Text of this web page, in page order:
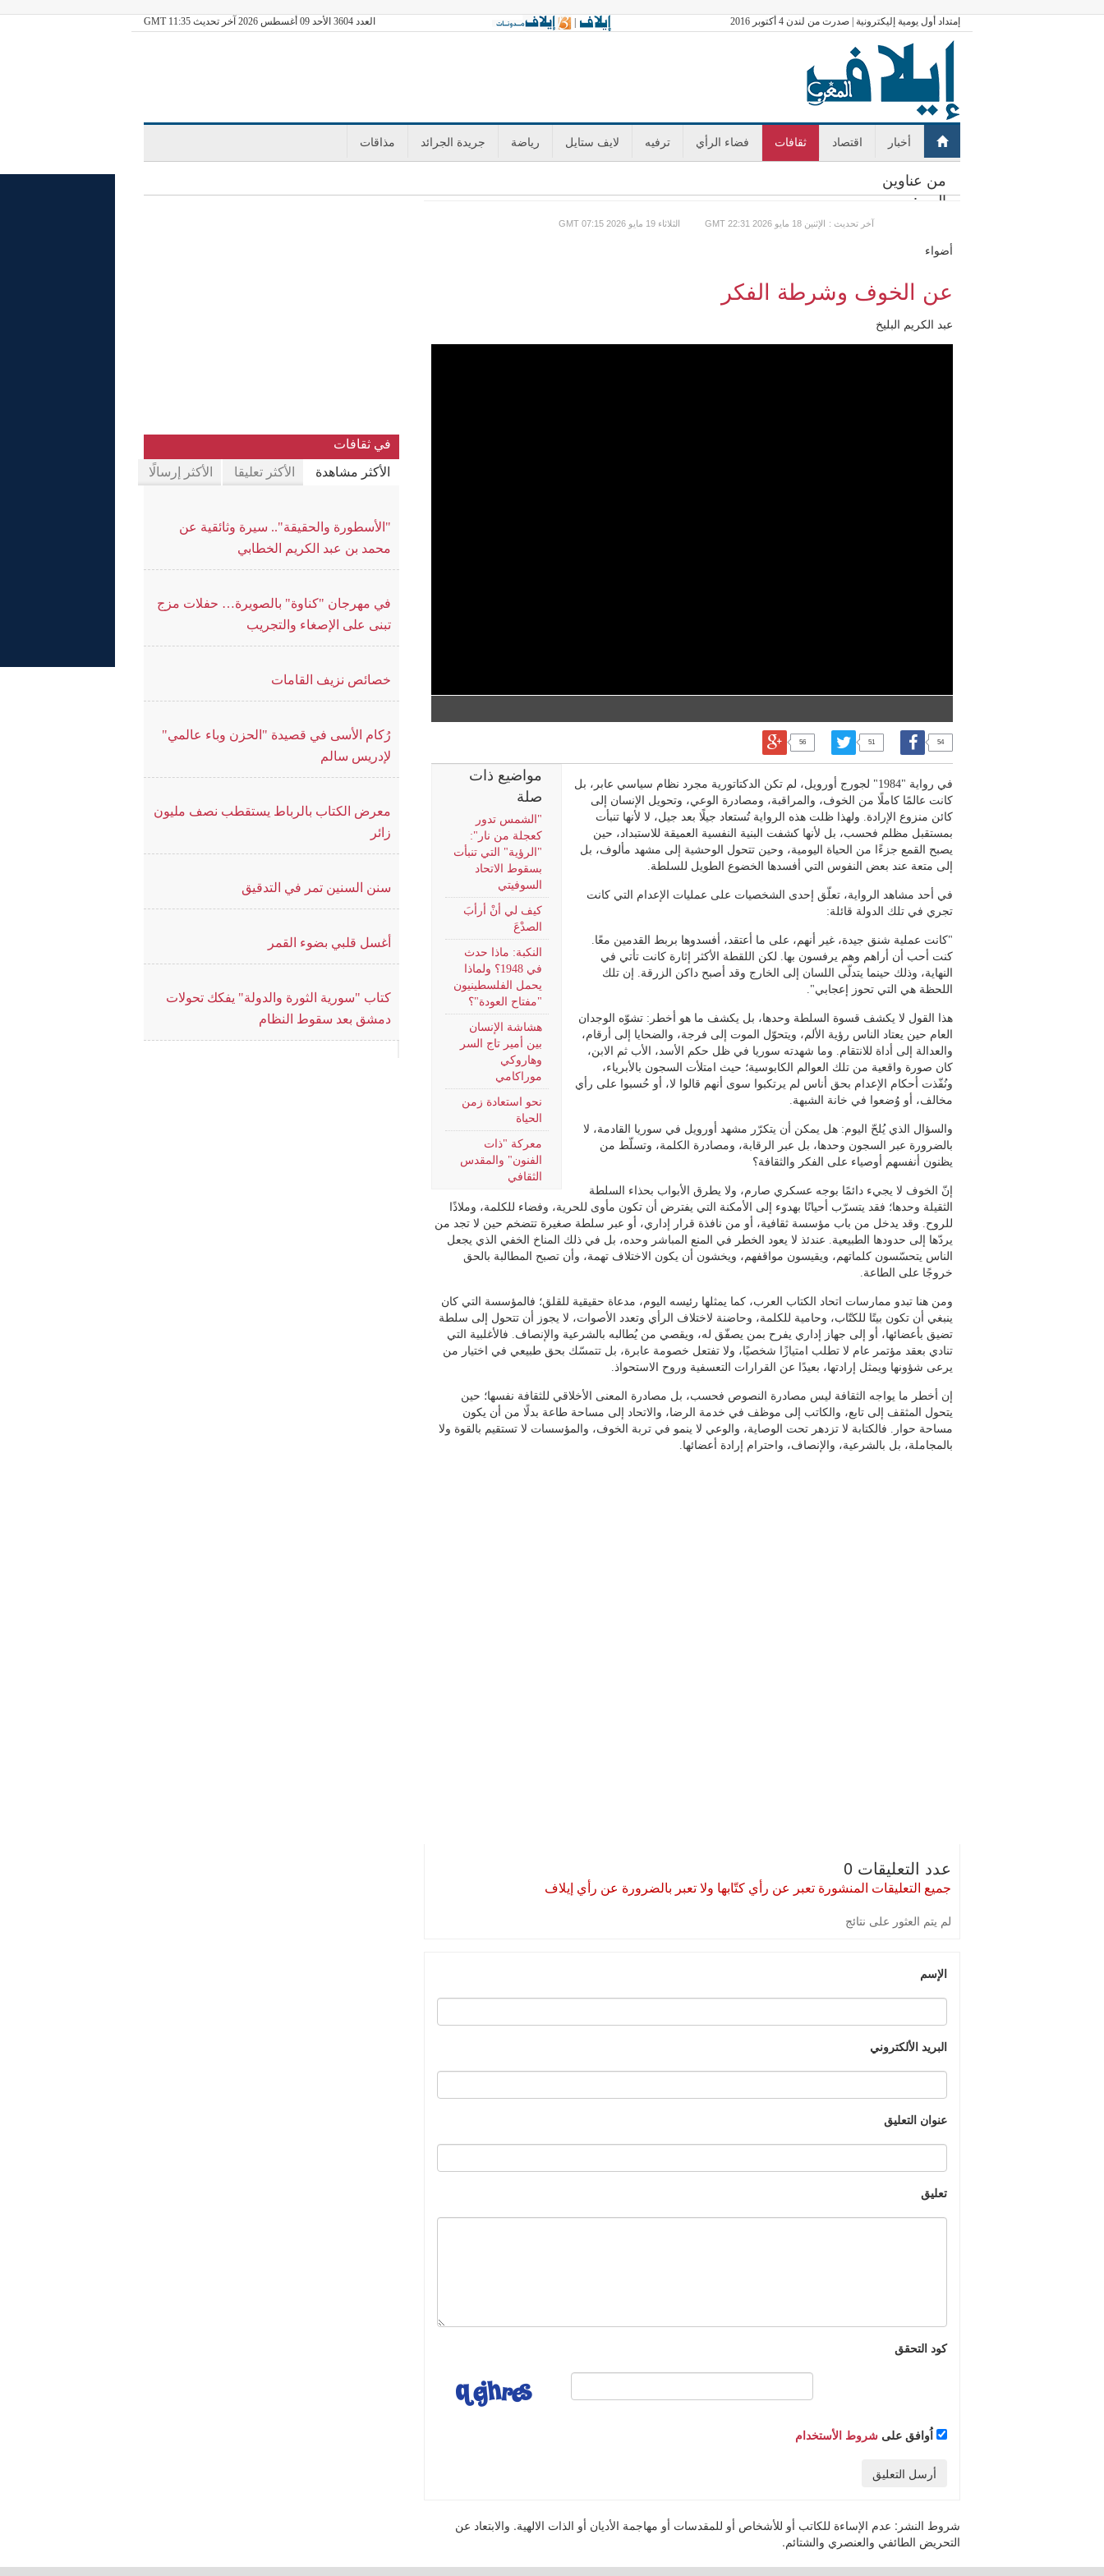
إمتداد أول يومية إليكترونية | صدرت من لندن 4 أكتوبر 2016 العدد 3604 الأحد 09 أغسطس 2026 آخر تحديث GMT 11:35 |
أخبار اقتصاد ثقافات فضاء الرأي ترفيه لايف ستايل رياضة جريدة الجرائد مذاقات
من عناوين
اليوم:
GMT الثلاثاء 19 مايو 2026 07:15 GMT الإثنين 18 مايو 2026 22:31 : آخر تحديث
أضواء
عن الخوف وشرطة الفكر
عبد الكريم البليخ
54
51
56
مواضيع ذات
صلة
"الشمس تدور
كعجلة من نار":
"الرؤية" التي تنبأت
بسقوط الاتحاد
السوفيتي
كيف لي أنْ أرأبَ
الصدْعَ
النكبة: ماذا حدث
في 1948؟ ولماذا
يحمل الفلسطينيون
"مفتاح العودة"؟
هشاشة الإنسان
بين أمير تاج السر
وهاروكي
موراكامي
نحو استعادة زمن
الحياة
معركة "ذات
الفنون" والمقدس
الثقافي
في رواية "1984" لجورج أورويل، لم تكن الدكتاتورية مجرد نظام سياسي عابر، بل
كانت عالمًا كاملًا من الخوف، والمراقبة، ومصادرة الوعي، وتحويل الإنسان إلى
كائن منزوع الإرادة. ولهذا ظلت هذه الرواية تُستعاد جيلًا بعد جيل، لا لأنها تنبأت
بمستقبل مظلم فحسب، بل لأنها كشفت البنية النفسية العميقة للاستبداد، حين
يصبح القمع جزءًا من الحياة اليومية، وحين تتحول الوحشية إلى مشهد مألوف، بل
إلى متعة عند بعض النفوس التي أفسدها الخضوع الطويل للسلطة.
في أحد مشاهد الرواية، تعلّق إحدى الشخصيات على عمليات الإعدام التي كانت
تجري في تلك الدولة قائلة:
"كانت عملية شنق جيدة، غير أنهم، على ما أعتقد، أفسدوها بربط القدمين معًا.
كنت أحب أن أراهم وهم يرفسون بها. لكن اللقطة الأكثر إثارة كانت تأتي في
النهاية، وذلك حينما يتدلّى اللسان إلى الخارج وقد أصبح داكن الزرقة. إن تلك
اللحظة هي التي تحوز إعجابي".
هذا القول لا يكشف قسوة السلطة وحدها، بل يكشف ما هو أخطر: تشوّه الوجدان
العام حين يعتاد الناس رؤية الألم، ويتحوّل الموت إلى فرجة، والضحايا إلى أرقام،
والعدالة إلى أداة للانتقام. وما شهدته سوريا في ظل حكم الأسد، الأب ثم الابن،
كان صورة واقعية من تلك العوالم الكابوسية؛ حيث امتلأت السجون بالأبرياء،
ونُفّذت أحكام الإعدام بحق أناس لم يرتكبوا سوى أنهم قالوا لا، أو حُسبوا على رأي
مخالف، أو وُضعوا في خانة الشبهة.
والسؤال الذي يُلحّ اليوم: هل يمكن أن يتكرّر مشهد أورويل في سوريا القادمة، لا
بالضرورة عبر السجون وحدها، بل عبر الرقابة، ومصادرة الكلمة، وتسلّط من
يظنون أنفسهم أوصياء على الفكر والثقافة؟
إنّ الخوف لا يجيء دائمًا بوجه عسكري صارم، ولا يطرق الأبواب بحذاء السلطة
الثقيلة وحدها؛ فقد يتسرّب أحيانًا بهدوء إلى الأمكنة التي يفترض أن تكون مأوى للحرية، وفضاء للكلمة، وملاذًا
للروح. وقد يدخل من باب مؤسسة ثقافية، أو من نافذة قرار إداري، أو عبر سلطة صغيرة تتضخم حين لا تجد من
يردّها إلى حدودها الطبيعية. عندئذ لا يعود الخطر في المنع المباشر وحده، بل في ذلك المناخ الخفي الذي يجعل
الناس يتحسّسون كلماتهم، ويقيسون مواقفهم، ويخشون أن يكون الاختلاف تهمة، وأن تصبح المطالبة بالحق
خروجًا على الطاعة.
ومن هنا تبدو ممارسات اتحاد الكتاب العرب، كما يمثلها رئيسه اليوم، مدعاة حقيقية للقلق؛ فالمؤسسة التي كان
ينبغي أن تكون بيتًا للكتّاب، وحامية للكلمة، وحاضنة لاختلاف الرأي وتعدد الأصوات، لا يجوز أن تتحول إلى سلطة
تضيق بأعضائها، أو إلى جهاز إداري يفرح بمن يصفّق له، ويقصي من يُطالبه بالشرعية والإنصاف. فالأغلبية التي
تنادي بعقد مؤتمر عام لا تطلب امتيازًا شخصيًا، ولا تفتعل خصومة عابرة، بل تتمسّك بحق طبيعي في اختيار من
يرعى شؤونها ويمثل إرادتها، بعيدًا عن القرارات التعسفية وروح الاستحواذ.
إن أخطر ما يواجه الثقافة ليس مصادرة النصوص فحسب، بل مصادرة المعنى الأخلاقي للثقافة نفسها؛ حين
يتحول المثقف إلى تابع، والكاتب إلى موظف في خدمة الرضا، والاتحاد إلى مساحة طاعة بدلًا من أن يكون
مساحة حوار. فالكتابة لا تزدهر تحت الوصاية، والوعي لا ينمو في تربة الخوف، والمؤسسات لا تستقيم بالقوة ولا
بالمجاملة، بل بالشرعية، والإنصاف، واحترام إرادة أعضائها.
عدد التعليقات 0
جميع التعليقات المنشورة تعبر عن رأي كتّابها ولا تعبر بالضرورة عن رأي إيلاف
لم يتم العثور على نتائج
الإسم
البريد الألكتروني
عنوان التعليق
تعليق
كود التحقق
اُوافق على شروط الأستخدام
أرسل التعليق
شروط النشر: عدم الإساءة للكاتب أو للأشخاص أو للمقدسات أو مهاجمة الأديان أو الذات الالهية. والابتعاد عن
التحريض الطائفي والعنصري والشتائم.
في ثقافات
الأكثر مشاهدة الأكثر تعليقا الأكثر إرسالًا
"الأسطورة والحقيقة".. سيرة وثائقية عن
محمد بن عبد الكريم الخطابي
في مهرجان "كناوة" بالصويرة… حفلات مزج
تبنى على الإصغاء والتجريب
خصائص نزيف القامات
رُكام الأسى في قصيدة "الحزن وباء عالمي"
لإدريس سالم
معرض الكتاب بالرباط يستقطب نصف مليون
زائر
سنن السنين تمر في التدقيق
أغسل قلبي بضوء القمر
كتاب "سورية الثورة والدولة" يفكك تحولات
دمشق بعد سقوط النظام